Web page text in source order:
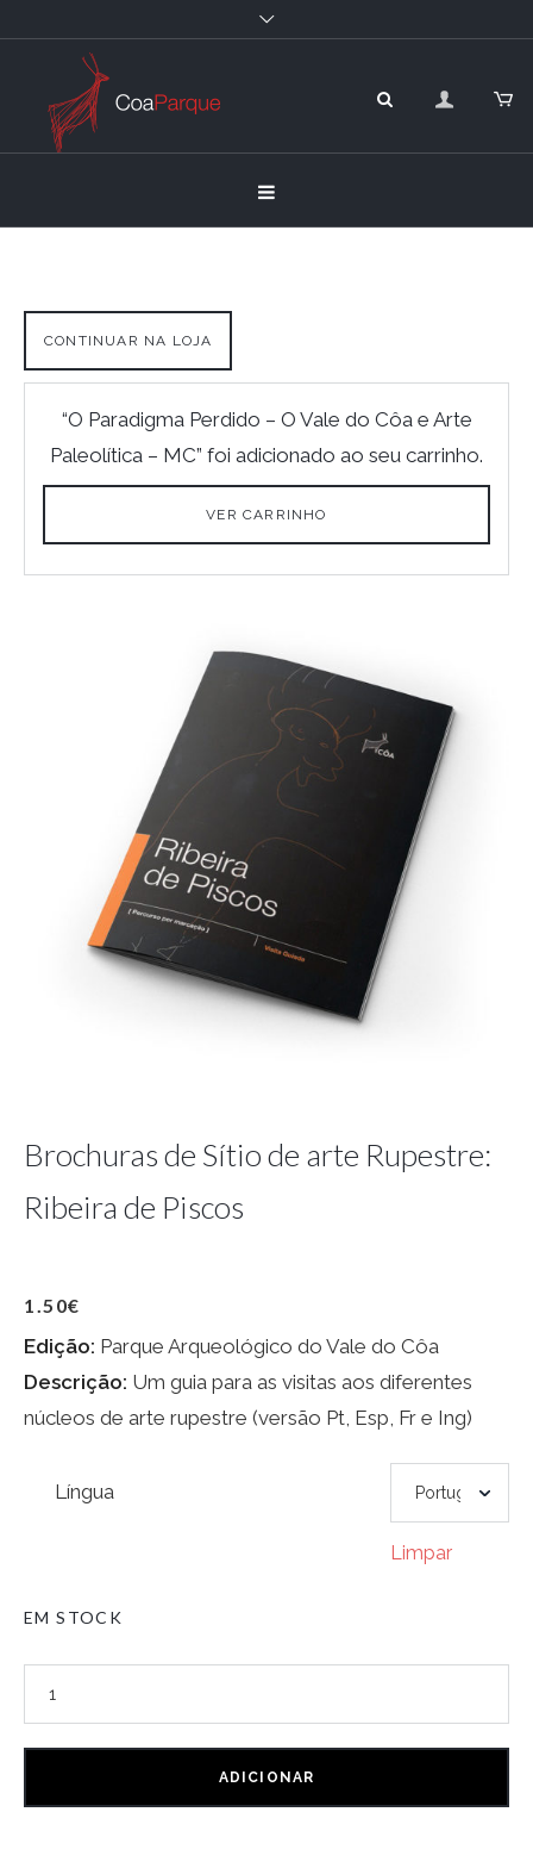
CONTINUAR NA LOJA
“O Paradigma Perdido – O Vale do Côa e Arte
Paleolítica – MC” foi adicionado ao seu carrinho.
VER CARRINHO
Brochuras de Sítio de arte Rupestre:
Ribeira de Piscos
1.50€
Edição: Parque Arqueológico do Vale do Côa
Descrição: Um guia para as visitas aos diferentes
núcleos de arte rupestre (versão Pt, Esp, Fr e Ing)
Língua
Limpar
EM STOCK
ADICIONAR